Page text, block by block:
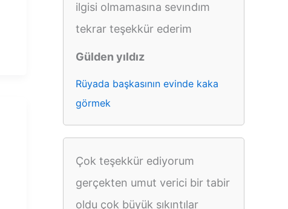
ilgisi olmamasına sevındım
tekrar teşekkür ederim
Gülden yıldız
Rüyada başkasının evinde kaka
görmek
Çok teşekkür ediyorum
gerçekten umut verici bir tabir
oldu çok büyük sıkıntılar